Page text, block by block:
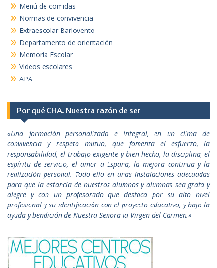
Menú de comidas
Normas de convivencia
Extraescolar Barlovento
Departamento de orientación
Memoria Escolar
Videos escolares
APA
Por qué CHA. Nuestra razón de ser
«Una formación personalizada e integral, en un clima de
convivencia y respeto mutuo, que fomenta el esfuerzo, la
responsabilidad, el trabajo exigente y bien hecho, la disciplina, el
espíritu de servicio, el amor a España, la mejora continua y la
realización personal. Todo ello en unas instalaciones adecuadas
para que la estancia de nuestros alumnos y alumnas sea grata y
alegre y con un profesorado que destaca por su alto nivel
profesional y su identificación con el proyecto educativo, y bajo la
ayuda y bendición de Nuestra Señora la Virgen del Carmen.»